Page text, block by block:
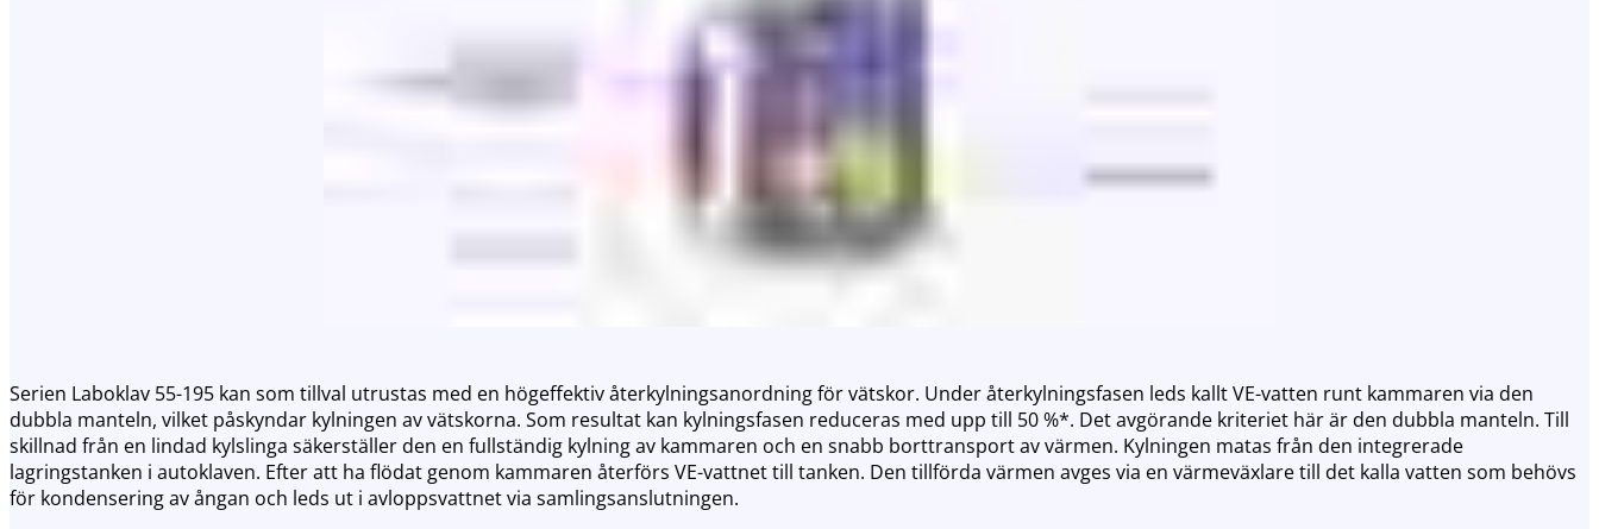
Serien Laboklav 55-195 kan som tillval utrustas med en högeffektiv återkylningsanordning för vätskor. Under återkylningsfasen leds kallt VE-vatten runt kammaren via den
dubbla manteln, vilket påskyndar kylningen av vätskorna. Som resultat kan kylningsfasen reduceras med upp till 50 %*. Det avgörande kriteriet här är den dubbla manteln. Till
skillnad från en lindad kylslinga säkerställer den en fullständig kylning av kammaren och en snabb borttransport av värmen. Kylningen matas från den integrerade
lagringstanken i autoklaven. Efter att ha flödat genom kammaren återförs VE-vattnet till tanken. Den tillförda värmen avges via en värmeväxlare till det kalla vatten som behövs
för kondensering av ångan och leds ut i avloppsvattnet via samlingsanslutningen.